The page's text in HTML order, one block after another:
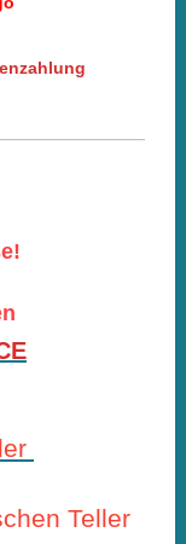
Teller